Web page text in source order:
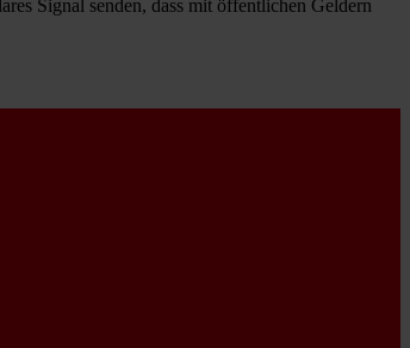
Signal senden, dass mit öffentlichen Geldern